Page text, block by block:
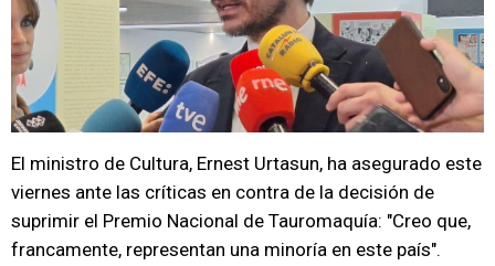
El ministro de Cultura, Ernest Urtasun, ha asegurado este
viernes ante las críticas en contra de la decisión de
suprimir el Premio Nacional de Tauromaquía: "Creo que,
francamente, representan una minoría en este país".